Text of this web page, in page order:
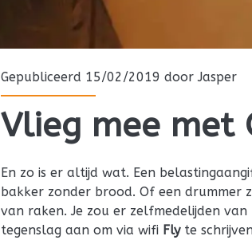
Gepubliceerd 15/02/2019 doorJasper
Vlieg mee met
En zo is er altijd wat. Een
bakker zonder brood. Of een drummer
van raken. Je zou er zelfmedelijden van
tegenslag aan om via wifi Flyte